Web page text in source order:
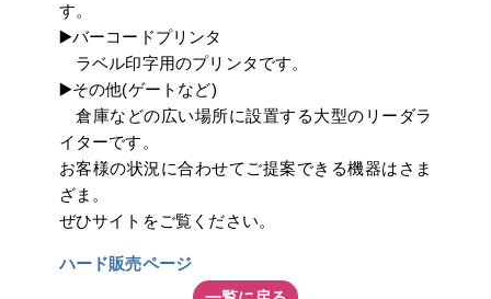
す。
▶️バーコードプリンタ
ラベル印字用のプリンタです。
▶️その他(ゲートなど)
倉庫などの広い場所に設置する大型のリーダラ
イターです。
お客様の状況に合わせてご提案できる機器はさま
ざま。
ぜひサイトをご覧ください。
ハード販売ページ